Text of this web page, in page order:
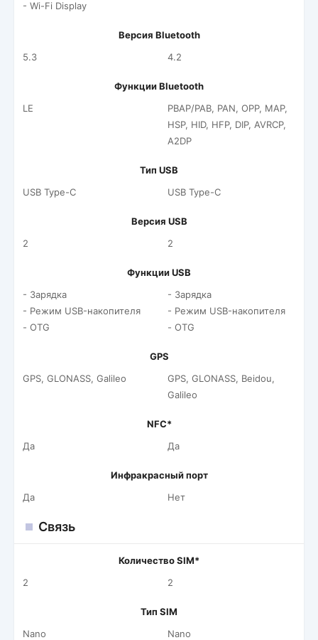
- Wi-Fi Display
Версия Bluetooth
5.3
4.2
Функции Bluetooth
LE
PBAP/PAB, PAN, OPP, MAP,
HSP, HID, HFP, DIP, AVRCP,
A2DP
Тип USB
USB Type-C
USB Type-C
Версия USB
2
2
Функции USB
- Зарядка
- Режим USB-накопителя
- OTG
- Зарядка
- Режим USB-накопителя
- OTG
GPS
GPS, GLONASS, Galileo
GPS, GLONASS, Beidou,
Galileo
NFC*
Да
Да
Инфракрасный порт
Да
Нет
Связь
Количество SIM*
2
2
Тип SIM
Nano
Nano